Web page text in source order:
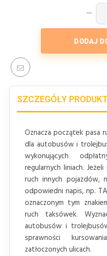
DODAJ
SZCZEGÓŁY
Oznacza początek pasa
dla autobusów i
wykonujących
regularnych liniach.
ruch innych pojazdów,
odpowiedni napis, np.
oznaczonym tym
ruch taksówek.
autobusów i
sprawności
zatłoczonych ulicach.